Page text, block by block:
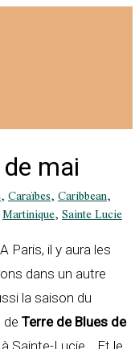
mai
,Caraïbes,Caribbean,
Martinique,Sainte Lucie
Paris, il y aura les
dans un autre
la saison du
de Terre de Blues de
à Sainte-Lucie… Et le